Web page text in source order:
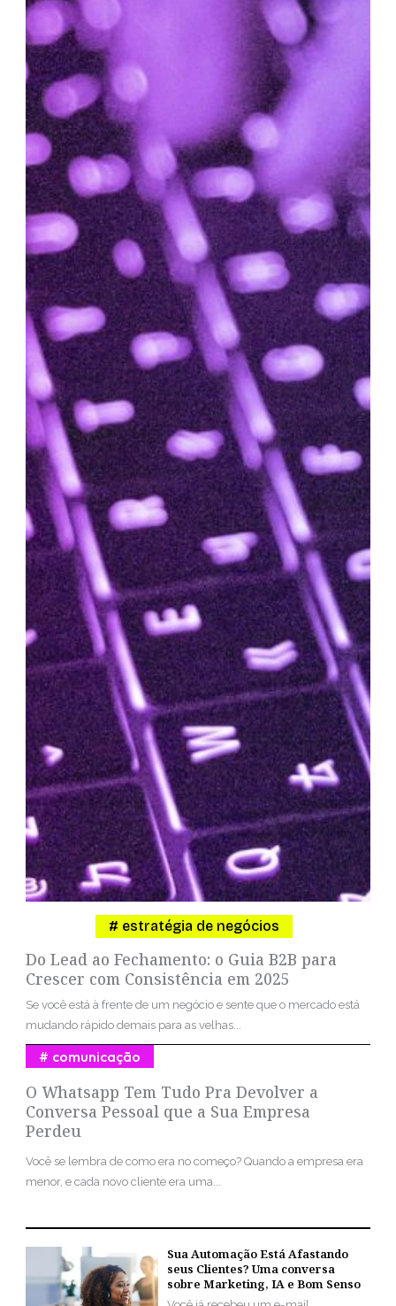
Do Lead ao Fechamento: o Guia B2B para
Crescer com Consistência em 2025
estratégia de negócios
Se você está à frente de um negócio e sente que o mercado está
mudando rápido demais para as velhas...
O Whatsapp Tem Tudo Pra Devolver a
Conversa Pessoal que a Sua Empresa
Perdeu
comunicação
Você se lembra de como era no começo? Quando a empresa era
menor, e cada novo cliente era uma...
Sua Automação Está Afastando
seus Clientes? Uma conversa
sobre Marketing, IA e Bom Senso